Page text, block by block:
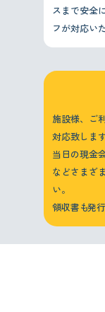
スまで安全
フが対応い
施設様、ご
対応致します
当日の現金
などさまざ
い。
領収書も発